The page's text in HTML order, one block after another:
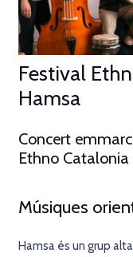
Festival
Hamsa
Concert
Ethno Catalonia
Músiques
Hamsa és un grup